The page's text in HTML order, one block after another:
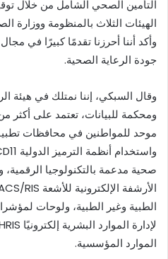
التأمين الصحي الشامل من خلال
الهيئات الثلاث بالمنظومة ووزارة
وأكد أننا أحرزنا تقدمًا كبيرًا في مجال
جودة الرعاية الصحية.
وقال السبكي، إننا نمتلك في هيئة
موحد للمواطنين في محافظات
الطبية وغير الطبية، ولوحات
الموارد المؤسسية.